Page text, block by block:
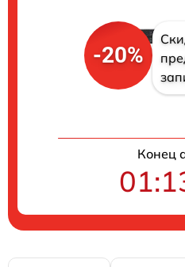
-20%
Конец